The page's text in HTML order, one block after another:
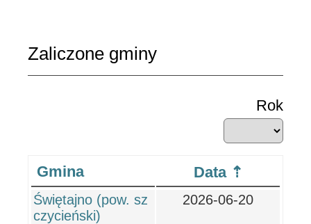
Zaliczone gminy
Rok
Gmina Data
Świętajno (pow. sz
czycieński)
2026-06-20